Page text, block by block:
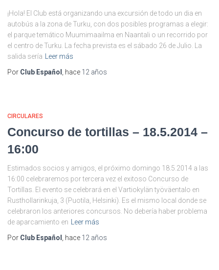
¡Hola! El Club está organizando una excursión de todo un dia en
autobús a la zona de Turku, con dos posibles programas a elegir:
el parque temático Muumimaailma en Naantali o un recorrido por
el centro de Turku. La fecha prevista es el sábado 26 de Julio. La
salida sería
Leer más
Por Club Español , hace 12 años
CIRCULARES
Concurso de tortillas – 18.5.2014 –
16:00
Estimados socios y amigos, el próximo domingo 18.5.2014 a las
16:00 celebraremos por tercera vez el exitoso Concurso de
Tortillas. El evento se celebrará en el Vartiokylän työväentalo en
Rusthollarinkuja, 3 (Puotila, Helsinki). Es el mismo local donde se
celebraron los anteriores concursos. No debería haber problema
de aparcamiento en
Leer más
Por Club Español , hace 12 años